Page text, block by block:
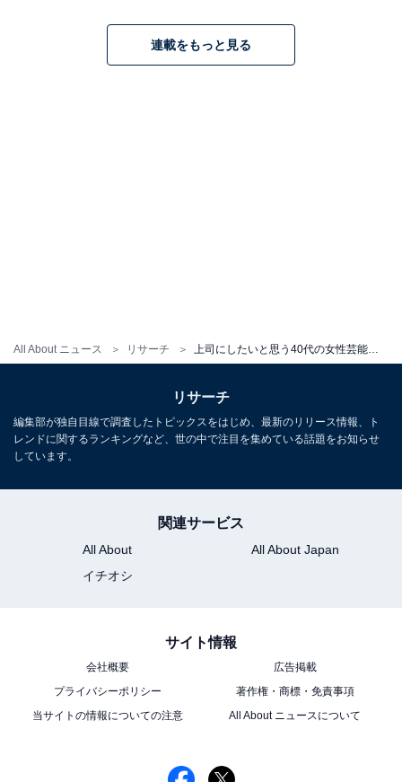
All About ニュース リサーチ
回答コメントでは「ドラマの影響が強いが、部下を守っ
ンテンツ制作に携わっています。得意なジャンルはライ
フスタイル・金融・育児・エンタメ関連。
次ページ
15位までの全ランキング結果を見
連載をもっと見る
リサーチ
編集部が独自目線で調査したトピックスをはじめ、最新のリリース情報、ト
レンドに関するランキングなど、世の中で注目を集めている話題をお知らせ
しています。
関連サービス
All About
All About Japan
イチオシ
サイト情報
会社概要
広告掲載
プライバシーポリシー
著作権・商標・免責事項
当サイトの情報についての注意
All About ニュースについて